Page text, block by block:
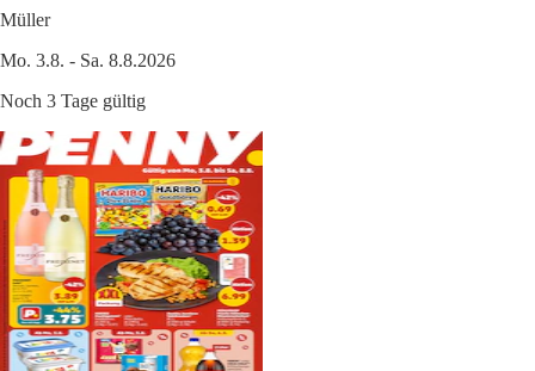
Müller
Mo. 3.8. - Sa. 8.8.2026
Noch 3 Tage gültig